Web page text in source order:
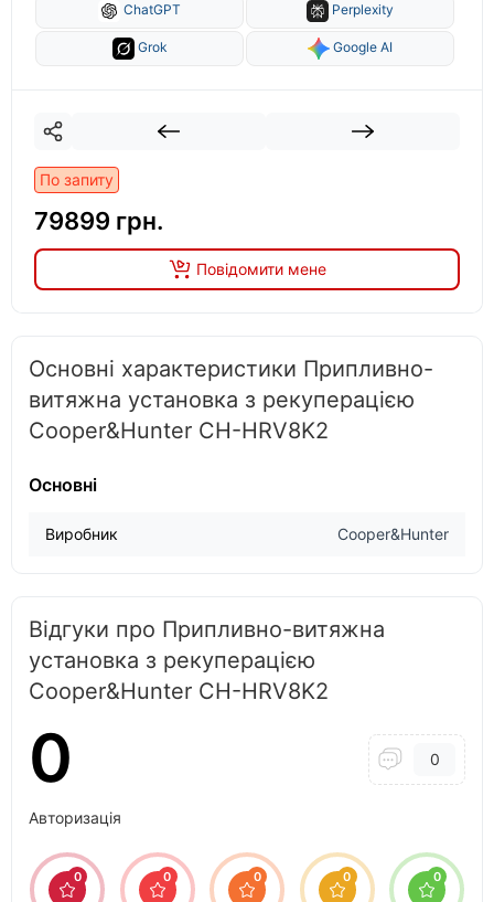
ChatGPT Perplexity
Grok Google AI
По запиту
79899 грн.
Повідомити мене
Основні характеристики Припливно-
витяжна установка з рекуперацією
Cooper&Hunter CH-HRV8K2
Основні
Виробник Cooper&Hunter
Відгуки про Припливно-витяжна
установка з рекуперацією
Cooper&Hunter CH-HRV8K2
0 0
Авторизація
0 0 0 0 0